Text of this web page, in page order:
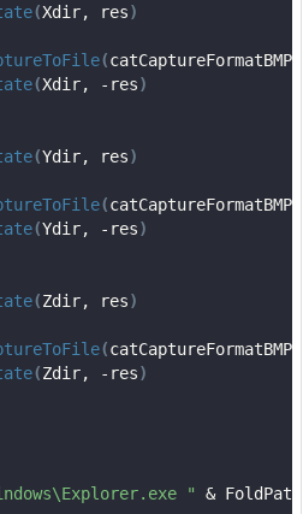
(Xdir, res)
(
(Xdir, -res)
(Ydir, res)
(
(Ydir, -res)
(Zdir, res)
(
(Zdir, -res)
" &